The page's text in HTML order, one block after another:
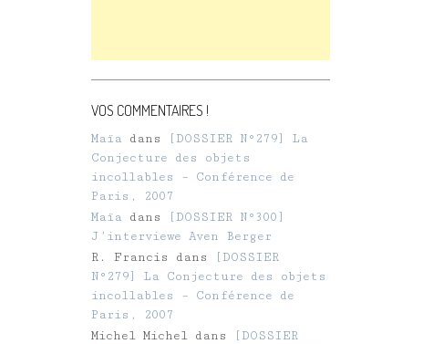
VOS COMMENTAIRES !
Maïa dans
[DOSSIER N°279] La
Conjecture des objets
incollables – Conférence de
Paris, 2007
Maïa dans
[DOSSIER N°300]
J’interviewe Aven Berger
R. Francis
dans
[DOSSIER
N°279] La Conjecture des objets
incollables – Conférence de
Paris, 2007
Michel Micheldans
[DOSSIER